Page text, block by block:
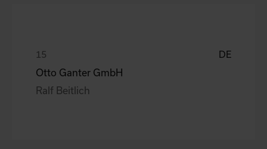
DE
Otto Ganter GmbH
Ralf Beitlich